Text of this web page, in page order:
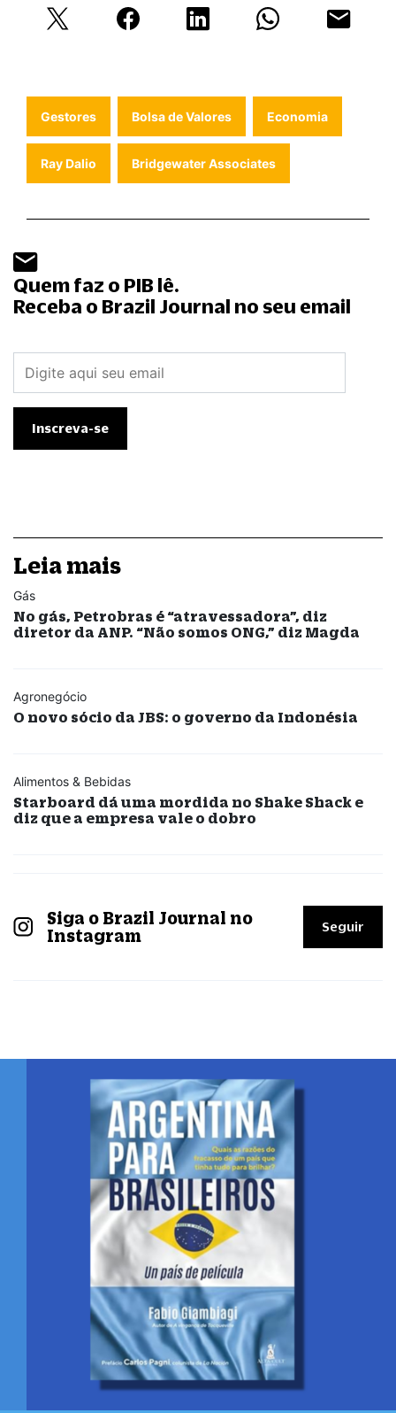
Gestores Bolsa de Valores Economia
Ray Dalio Bridgewater Associates
Quem faz o PIB lê.
Receba o Brazil Journal no seu email
Leia mais
Gás
No gás, Petrobras é “atravessadora”, diz
diretor da ANP. “Não somos ONG,” diz Magda
Agronegócio
O novo sócio da JBS: o governo da Indonésia
Alimentos & Bebidas
Starboard dá uma mordida no Shake Shack e
diz que a empresa vale o dobro
Siga o Brazil Journal no
Instagram
Seguir